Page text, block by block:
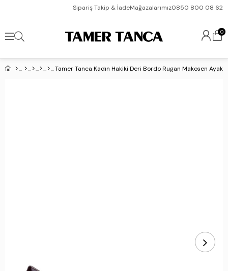
Sipariş Takip & İadeMağazalarımız0850 800 08 62
0
Tamer Tanca Kadın Hakiki Deri Bordo Rugan Makosen